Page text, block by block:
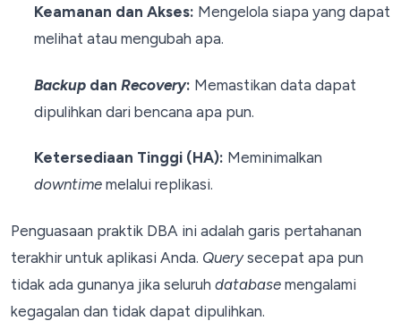
Keamanan dan Akses: Mengelola siapa yang dapat
melihat atau mengubah apa.
Backupdan Recovery: Memastikan data dapat
dipulihkan dari bencana apa pun.
Ketersediaan Tinggi (HA): Meminimalkan
downtimemelalui replikasi.
Penguasaan praktik DBA ini adalah garis pertahanan
terakhir untuk aplikasi Anda. Querysecepat apa pun
tidak ada gunanya jika seluruh database mengalami
kegagalan dan tidak dapat dipulihkan.